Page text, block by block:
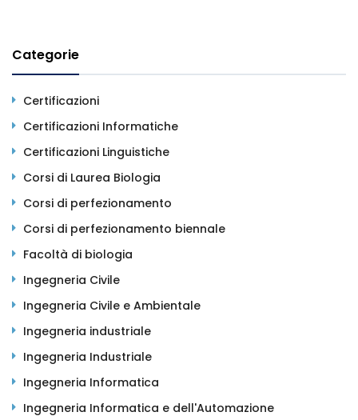
Categorie
Certificazioni
Certificazioni Informatiche
Certificazioni Linguistiche
Corsi di Laurea Biologia
Corsi di perfezionamento
Corsi di perfezionamento biennale
Facoltà di biologia
Ingegneria Civile
Ingegneria Civile e Ambientale
Ingegneria industriale
Ingegneria Industriale
Ingegneria Informatica
Ingegneria Informatica e dell'Automazione